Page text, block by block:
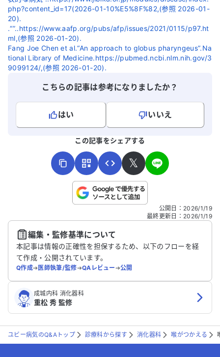
php?content_id=17(2026-01-10%E5%8F%82,(参照 2026-01-
20).
.“”..https://www.aafp.org/pubs/afp/issues/2021/0115/p97.ht
ml,(参照 2026-01-20).
Fang Joe Chen et al.“An approach to globus pharyngeus”.Na
tional Library of Medicine.https://pubmed.ncbi.nlm.nih.gov/3
9099124/,(参照 2026-01-20).
こちらの記事は参考になりましたか？
はい
いいえ
こちらは送信専用のフォームです。氏名やご自身の病気の詳細な
送信する
この記事をシェアする
𝕏
公開日 ： 2026/1/19
最終更新日 ： 2026/1/19
編集・監修基準について
本記事は情報の正確性を担保するため、以下のフローを経
て作成・公開されています。
Q作成➔医師執筆/監修➔QAレビュー➔公開
成城内科 消化器科
重松 秀 監修
ユビー病気のQ&Aトップ 診療科から探す 消化器科 喉がつかえる